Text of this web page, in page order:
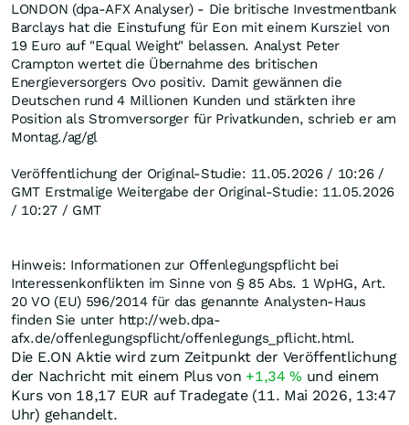
LONDON (dpa-AFX Analyser) - Die britische Investmentbank
Barclays hat die Einstufung für Eon mit einem Kursziel von
19 Euro auf "Equal Weight" belassen. Analyst Peter
Crampton wertet die Übernahme des britischen
Energieversorgers Ovo positiv. Damit gewännen die
Deutschen rund 4 Millionen Kunden und stärkten ihre
Position als Stromversorger für Privatkunden, schrieb er am
Montag./ag/gl
Veröffentlichung der Original-Studie: 11.05.2026 / 10:26 /
GMT Erstmalige Weitergabe der Original-Studie: 11.05.2026
/ 10:27 / GMT
Hinweis: Informationen zur Offenlegungspflicht bei
Interessenkonflikten im Sinne von § 85 Abs. 1 WpHG, Art.
20 VO (EU) 596/2014 für das genannte Analysten-Haus
finden Sie unter http://web.dpa-
afx.de/offenlegungspflicht/offenlegungs_pflicht.html.
Die E.ON Aktie wird zum Zeitpunkt der Veröffentlichung
der Nachricht mit einem Plus von +1,34% und einem
Kurs von 18,17 EUR auf Tradegate (11. Mai 2026, 13:47
Uhr) gehandelt.